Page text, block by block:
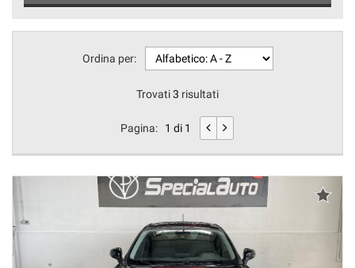
Ordina per:
Trovati3 risultati
Pagina: 1 di 1